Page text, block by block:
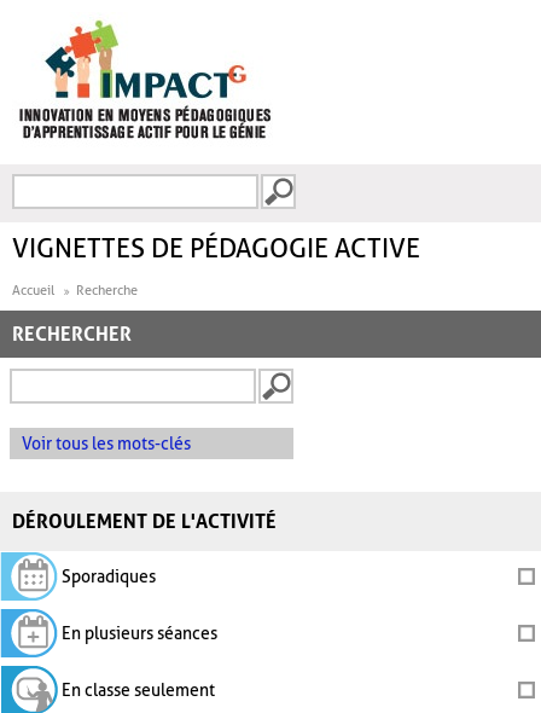
FORMULAIRE DE
VIGNETTES DE PÉDAGOGIE ACTIVE
Accueil Recherche
RECHERCHER
Voir tous les mots-clés
DÉROULEMENT DE L'ACTIVITÉ
Sporadiques
En plusieurs séances
En classe seulement